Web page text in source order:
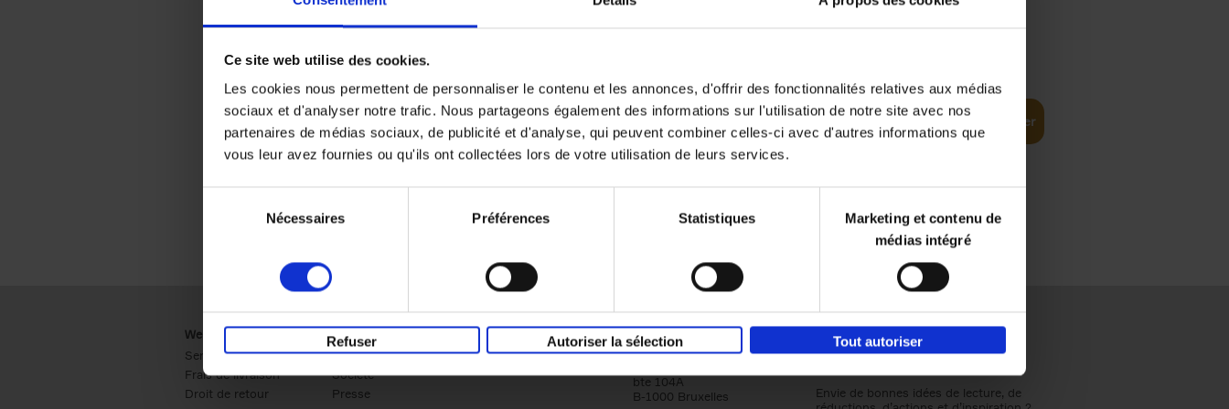
Ce site web utilise des cookies.
Les cookies nous permettent de personnaliser le contenu et les annonces, d'offrir des fonctionnalités relatives aux médias
sociaux et d'analyser notre trafic. Nous partageons également des informations sur l'utilisation de notre site avec nos
partenaires de médias sociaux, de publicité et d'analyse, qui peuvent combiner celles-ci avec d'autres informations que
vous leur avez fournies ou qu'ils ont collectées lors de votre utilisation de leurs services.
Nécessaires Préférences Statistiques
Marketing et contenu de
médias intégré
Refuser Autoriser la sélection Tout autoriser
Planning to Promoting
Clo Willaerts
Couverture souple
352 Ajouter au panier
Webshop
Service clients
Frais de livraison
Droit de retour
Business
Ventes
Société
Presse
Société
Qui sommes-nous?
Éditions Racine
Tour & Taxis
bte 104A
B-1000 Bruxelles
Envie de bonnes idées de lecture, de